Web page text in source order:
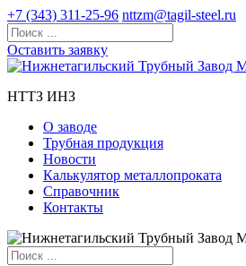
+7 (343) 311-25-96 nttzm@tagil-steel.ru
Оставить заявку
НТТЗ ИНЗ
О заводе
Трубная продукция
Новости
Калькулятор металлопроката
Справочник
Контакты